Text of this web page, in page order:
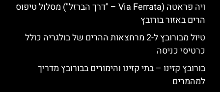
ויה פראטה (Via Ferrata – "דרך הברזל") מסלול טיפוס
הרים באזור בורובץ
טיול מבורובץ ל-2 מרחצאות ההרים של בולגריה כולל
כרטיסי כניסה
בורובץ קזינו – בתי קזינו והימורים בבורובץ מדריך
למהמרים